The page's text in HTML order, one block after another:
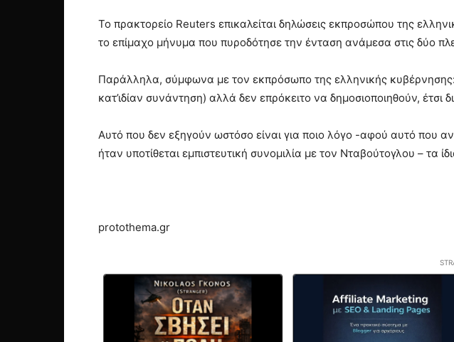
Το πρακτορείο Reuters επικαλείται δηλώσεις εκπροσώπου της
το επίμαχο μήνυμα που πυροδότησε την ένταση ανάμεσα στις δύο
Παράλληλα, σύμφωνα με τον εκπρόσωπο της ελληνικής
κατ’ιδίαν συνάντηση) αλλά δεν επρόκειτο να δημοσιοποιηθούν, έτσι
Αυτό που δεν εξηγούν ωστόσο είναι για ποιο λόγο -αφού αυτό που
ήταν υποτίθεται εμπιστευτική συνομιλία με τον Νταβούτογλου – τα
protothema.gr